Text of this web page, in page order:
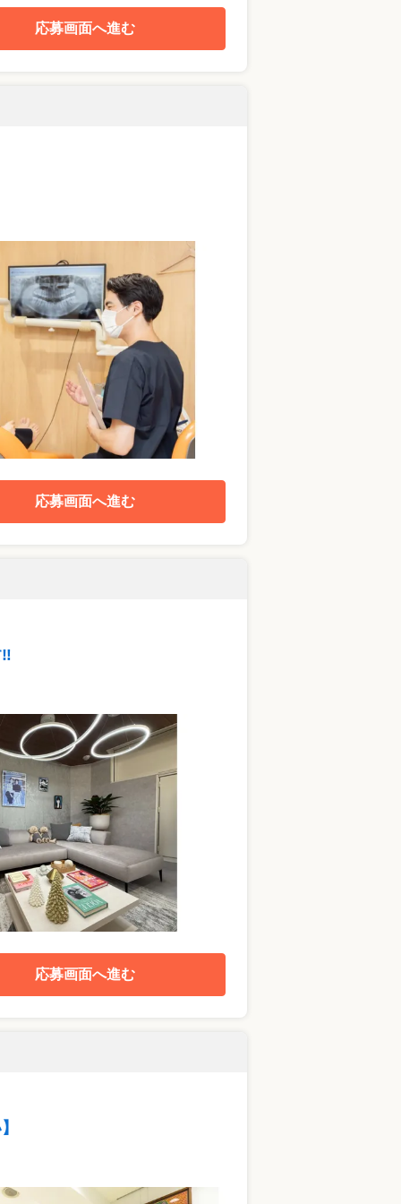
応募画面へ進む
応募画面へ進む
応募画面へ進む